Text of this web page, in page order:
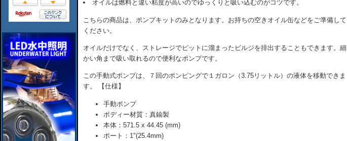
オイルは燃料と違い粘度が高いのでゆっくりと吸い込むのがコツです。
こちらの商品は、ポンプキットのみとなります。お持ちの空きオイル缶などをご準備して
ください。
オイルだけでなく、ストレージでピットに溜まったビルジを排出することもできます。細
かい角まで吸い取れるので便利なポンプです。
この手動式ポンプは、７回のポンピングで１ガロン（3.75リットル）の液体を移動できま
す。 【仕様】
手動ポンプ
ボディー材質：真鍮製
本体：571.5 x 44.45 (mm)
ポート：1"(25.4mm)